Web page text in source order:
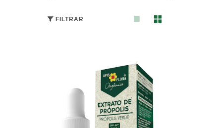
FILTRAR